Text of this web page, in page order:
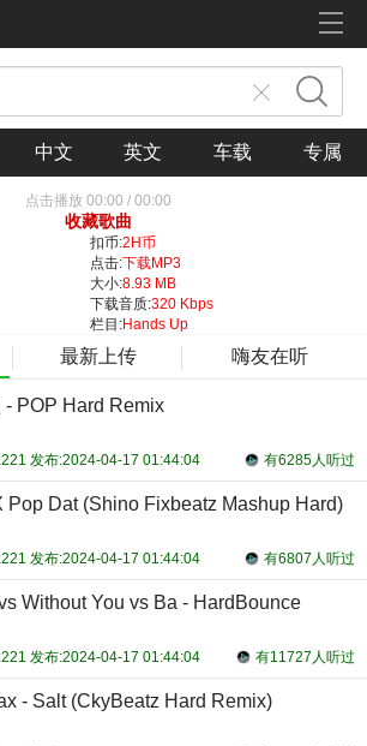
中文 英文 车载 专属
点击播放 00:00 / 00:00
收藏歌曲
扣币:2H币
点击:下载MP3
大小:8.93 MB
下载音质:320 Kbps
栏目:Hands Up
最新上传 嗨友在听
- POP Hard Remix
有6285人听过
发布:2024-04-17 01:44:04
Pop Dat (Shino Fixbeatz Mashup Hard)
有6807人听过
发布:2024-04-17 01:44:04
Without You vs Ba - HardBounce
有11727人听过
发布:2024-04-17 01:44:04
- Salt (CkyBeatz Hard Remix)